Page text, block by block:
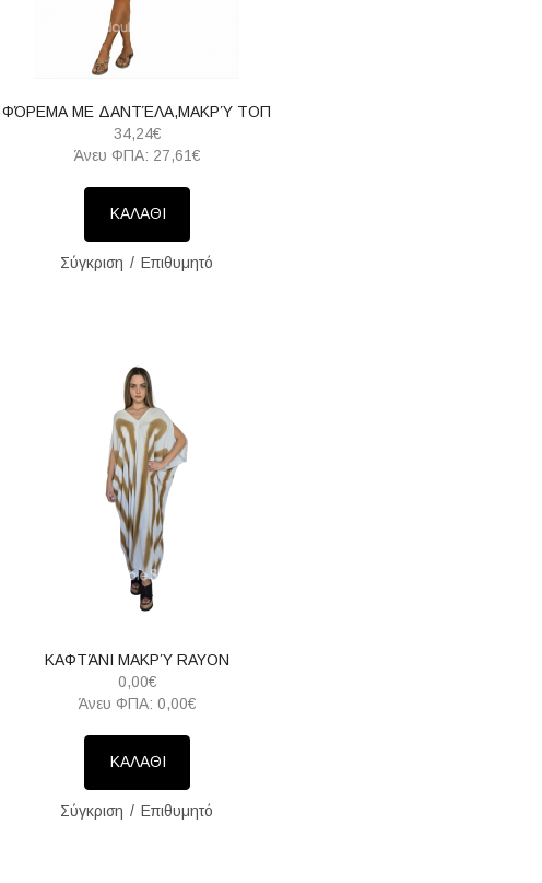
ΦΌΡΕΜΑ ΜΕ ΔΑΝΤΈΛΑ,ΜΑΚΡΎ ΤΟΠ
34,24€
Άνευ ΦΠΑ: 27,61€
ΚΑΛΑΘΙ
Σύγκριση Επιθυμητό
ΚΑΦΤΆΝΙ ΜΑΚΡΎ RAYON
0,00€
Άνευ ΦΠΑ: 0,00€
ΚΑΛΑΘΙ
Σύγκριση Επιθυμητό